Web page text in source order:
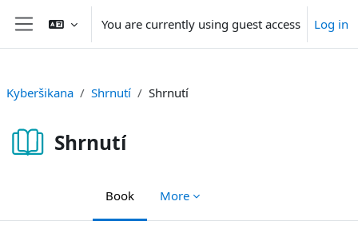
Skip to main content
Side panel
You are currently using guest access Log in
Kyberšikana Shrnutí Shrnutí
Shrnutí
Book More